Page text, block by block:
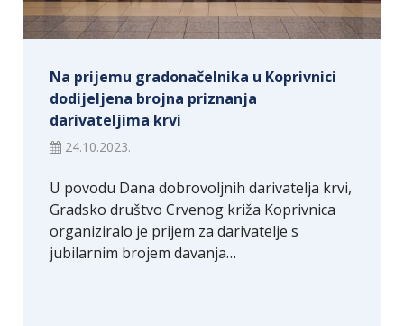
Na prijemu gradonačelnika u Koprivnici
dodijeljena brojna priznanja
darivateljima krvi
24.10.2023.
U povodu Dana dobrovoljnih darivatelja krvi,
Gradsko društvo Crvenog križa Koprivnica
organiziralo je prijem za darivatelje s
jubilarnim brojem davanja…